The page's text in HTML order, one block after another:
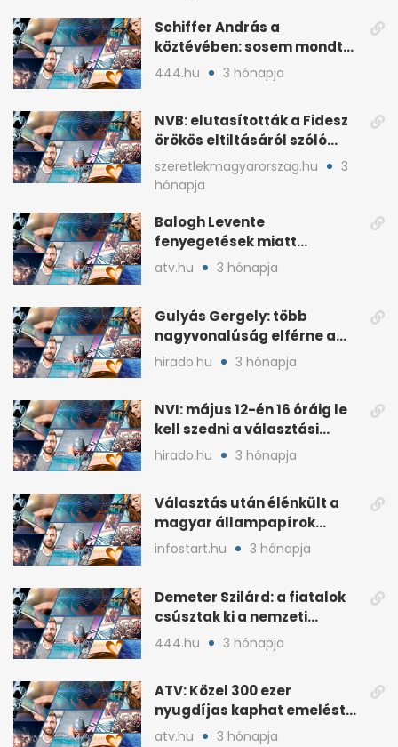
Schiffer András a
köztévében: sosem mondta,
ki fog nyerni
444.hu 3 hónapja
NVB: elutasították a Fidesz
örökös eltiltásáról szóló
népszavazást
szeretlekmagyarorszag.hu
3
hónapja
Balogh Levente
fenyegetések miatt
lemondta erdélyi előadás-
atv.hu 3 hónapja
Gulyás Gergely: több
nagyvonalúság elférne a
kétharmados győztesekben
hirado.hu 3 hónapja
NVI: május 12-én 16 óráig le
kell szedni a választási
plakátokat
hirado.hu 3 hónapja
Választás után élénkült a
magyar állampapírok
lakossági értékesítése
infostart.hu 3 hónapja
Demeter Szilárd: a fiatalok
csúsztak ki a nemzeti
kultúrából
444.hu 3 hónapja
ATV: Közel 300 ezer
nyugdíjas kaphat emelést
idén a Tisza terve szerint
atv.hu 3 hónapja